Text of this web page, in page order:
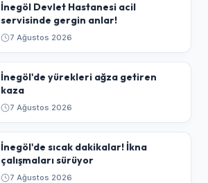
İnegöl Devlet Hastanesi acil
servisinde gergin anlar!
7 Ağustos 2026
İnegöl'de yürekleri ağza getiren
kaza
7 Ağustos 2026
İnegöl'de sıcak dakikalar! İkna
çalışmaları sürüyor
7 Ağustos 2026